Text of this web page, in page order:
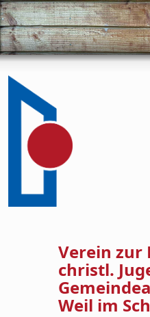
Verein zur
christl.
Weil im